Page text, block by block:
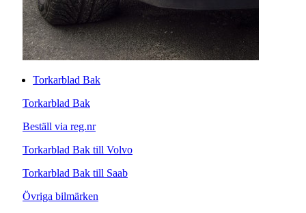
Torkarblad Bak
Torkarblad Bak
Beställ via reg.nr
Torkarblad Bak till Volvo
Torkarblad Bak till Saab
Övriga bilmärken